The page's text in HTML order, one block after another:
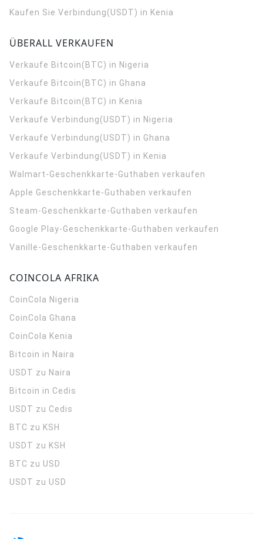
Kaufen Sie Verbindung(USDT) in Kenia
ÜBERALL VERKAUFEN
Verkaufe Bitcoin(BTC) in Nigeria
Verkaufe Bitcoin(BTC) in Ghana
Verkaufe Bitcoin(BTC) in Kenia
Verkaufe Verbindung(USDT) in Nigeria
Verkaufe Verbindung(USDT) in Ghana
Verkaufe Verbindung(USDT) in Kenia
Walmart-Geschenkkarte-Guthaben verkaufen
Apple Geschenkkarte-Guthaben verkaufen
Steam-Geschenkkarte-Guthaben verkaufen
Google Play-Geschenkkarte-Guthaben verkaufen
Vanille-Geschenkkarte-Guthaben verkaufen
COINCOLA AFRIKA
CoinCola Nigeria
CoinCola Ghana
CoinCola Kenia
Bitcoin in Naira
USDT zu Naira
Bitcoin in Cedis
USDT zu Cedis
BTC zu KSH
USDT zu KSH
BTC zu USD
USDT zu USD